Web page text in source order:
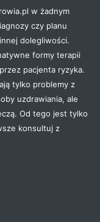
w żadnym
czy planu
dolegliwości.
formy terapii
pacjenta ryzyka.
tylko problemy z
uzdrawiania, ale
Od tego jest tylko
konsultuj z